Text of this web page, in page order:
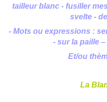
tailleur blanc - fusiller
svelte -
- Mots ou expressions :
- sur la paille
Et/ou
La